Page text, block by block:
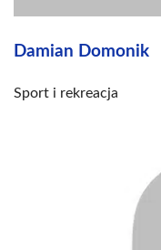
Damian Domonik
Sport i rekreacja